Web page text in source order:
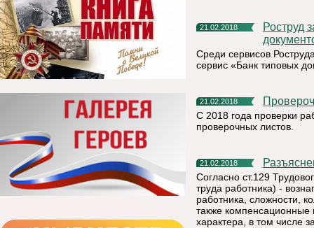
21.02.2018
Роструд запустил новый сервис «Банк типовых
Среди сервисов
сервис «Банк типовых
21.02.2018
С 2018 года проверки
проверочных листов.
21.02.2018
Согласно ст.129
труда работника) -
работника, сложности,
также компенсационные
характера, в том числе